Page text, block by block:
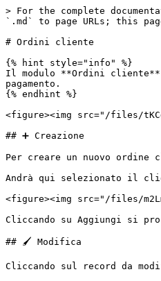
> For the complete
`.md` to page URLs; this
# Ordini cliente
{% hint style="info" %}
Il modulo **Ordini
pagamento.
{% endhint %}
<figure><img src="/files/
## ➕ Creazione
Per creare un nuovo
Andrà qui selezionato il
<figure><img src="/files/
Cliccando su Aggiungi si
## 🖌️ Modifica
Cliccando sul record da